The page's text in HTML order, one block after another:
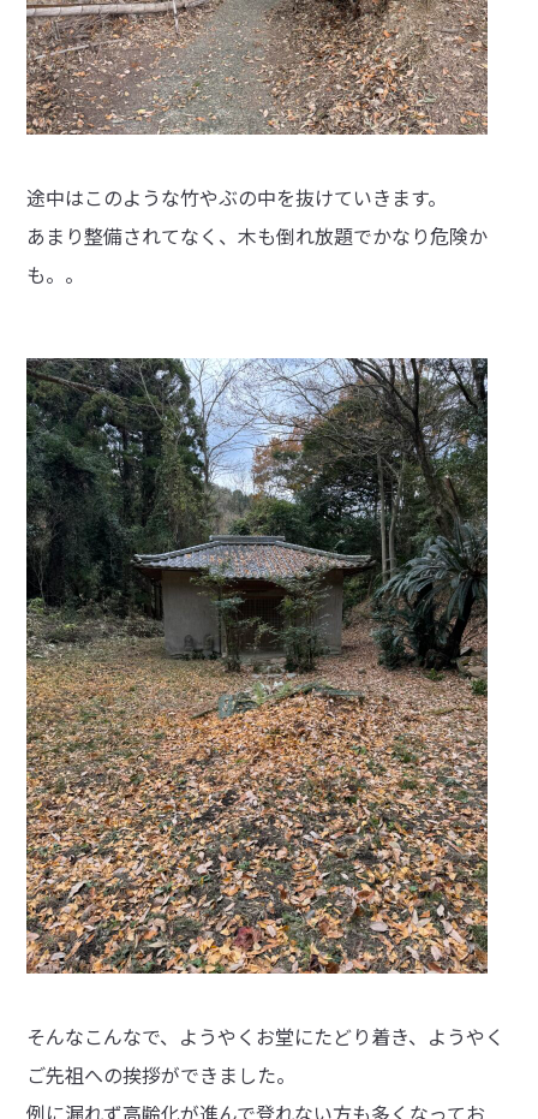
途中はこのような竹やぶの中を抜けていきます。
あまり整備されてなく、木も倒れ放題でかなり危険か
も。。
そんなこんなで、ようやくお堂にたどり着き、ようやく
ご先祖への挨拶ができました。
例に漏れず高齢化が進んで登れない方も多くなってお